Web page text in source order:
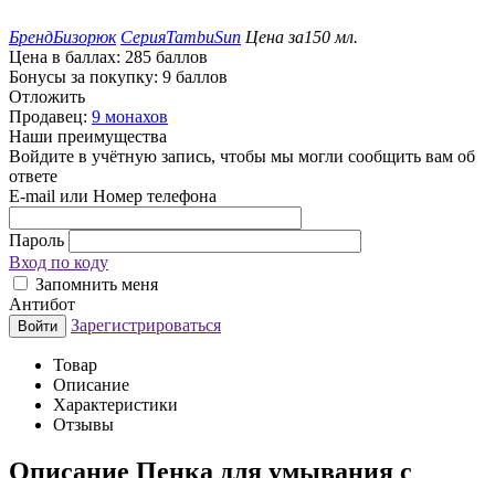
БрендБизорюк СерияTambuSun Цена за150 мл.
Цена в баллах: 285 баллов
Бонусы за покупку: 9 баллов
Отложить
Продавец: 9 монахов
Наши преимущества
Войдите в учётную запись, чтобы мы могли сообщить вам об
ответе
E-mail или Номер телефона
Пароль
Вход по коду
Запомнить меня
Антибот
Войти Зарегистрироваться
Товар
Описание
Характеристики
Отзывы
Описание Пенка для умывания с